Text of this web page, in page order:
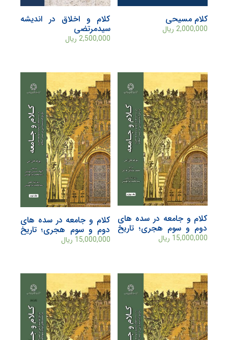
کلام مسیحی
2,000,000 ریال
کلام و اخلاق در اندیشه
سیدمرتضی
2,500,000 ریال
کلام و جامعه در سده های
دوم و سوم هجری؛ تاریخ
اندیشه دینی در صدر اسلام
15,000,000 ریال
کلام و جامعه در سده های
دوم و سوم هجری؛ تاریخ
اندیشه دینی در صدر اسلام
15,000,000 ریال